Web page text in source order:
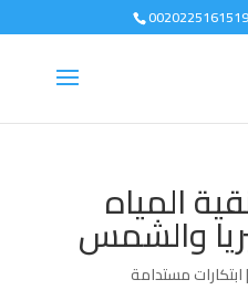
المياه
والشمس
|ابتكارات مستدامة